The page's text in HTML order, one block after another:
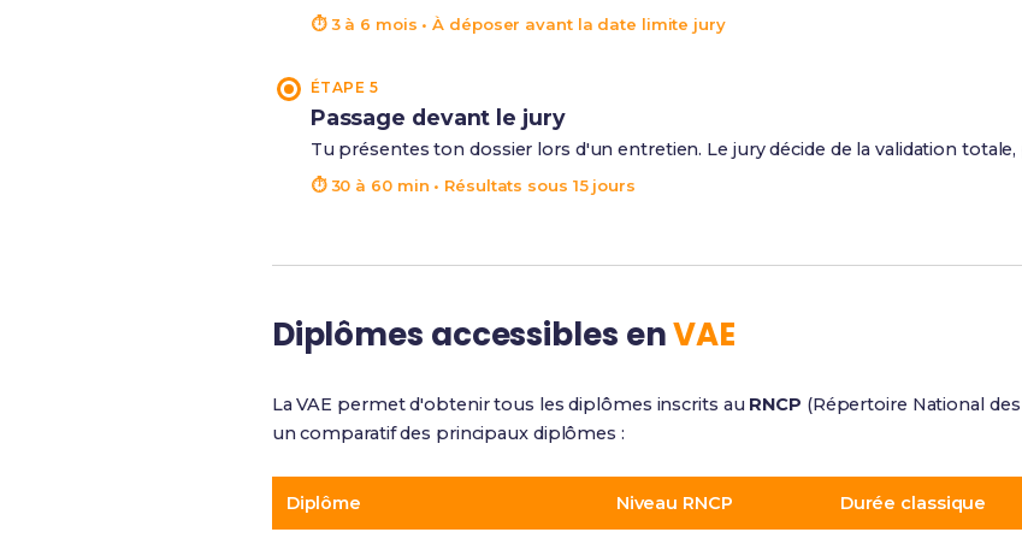
⏱ 3 à 6 mois • À déposer avant la date limite jury
ÉTAPE 5
Passage devant le jury
Tu présentes ton dossier lors d'un entretien. Le jury décide de la validation
⏱ 30 à 60 min • Résultats sous 15 jours
Diplômes accessibles enVAE
La VAE permet d'obtenir tous les diplômes inscrits au RNCP (Répertoire National
un comparatif des principaux diplômes :
Diplôme Niveau RNCP Durée classique